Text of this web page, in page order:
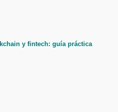
y fintech: guía práctica